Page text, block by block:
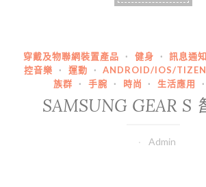
穿戴及物聯網裝置產品 · 健身 · 訊息通知
控音樂
· 運動 · ANDROID/IOS/TIZEN
族群
· 手腕 · 時尚 · 生活應用 ·
SAMSUNG GEAR S
Admin